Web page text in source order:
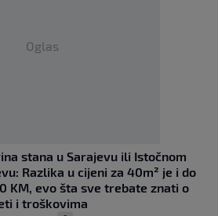
Oglas
stana u Sarajevu ili Istočnom
Razlika u cijeni za 40m² je i do
KM, evo šta sve trebate znati o
i troškovima